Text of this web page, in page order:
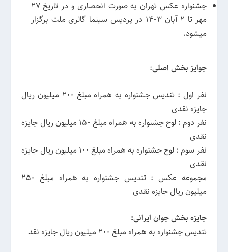
جشنواره عکس تهران به صورت انحصاری و در تاریخ 27
مهر تا 2 آبان 1403 در پردیس سینما گالری ملت برگزار
میشود.
جوایز بخش اصلی:
نفر اول : تندیس جشنواره به همراه مبلغ 200 میلیون ریال
جایزه نقدی
نفر دوم : لوح جشنواره به همراه مبلغ 150 میلیون ریال جایزه
نقدی
نفر سوم : لوح جشنواره به همراه مبلغ 100 میلیون ریال جایزه
نقدی
مجموعه عکس : تندیس جشنواره به همراه مبلغ 250
میلیون ریال جایزه نقدی
جایزه بخش جوان ایرانی:
تندیس جشنواره به همراه مبلغ 200 میلیون ریال جایزه نقد